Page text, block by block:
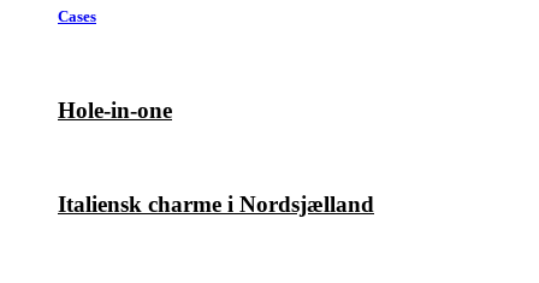
Cases
Hole-in-one
Italiensk charme i Nordsjælland